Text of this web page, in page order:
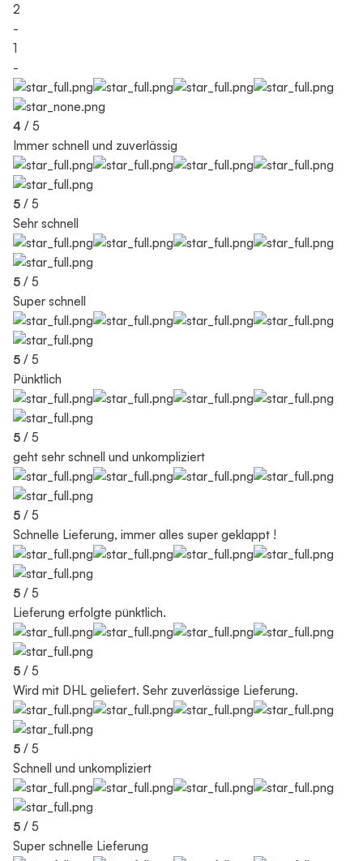
2
-
1
-
4 / 5
Immer schnell und zuverlässig
5 / 5
Sehr schnell
5 / 5
Super schnell
5 / 5
Pünktlich
5 / 5
geht sehr schnell und unkompliziert
5 / 5
Schnelle Lieferung, immer alles super geklappt !
5 / 5
Lieferung erfolgte pünktlich.
5 / 5
Wird mit DHL geliefert. Sehr zuverlässige Lieferung.
5 / 5
Schnell und unkompliziert
5 / 5
Super schnelle Lieferung